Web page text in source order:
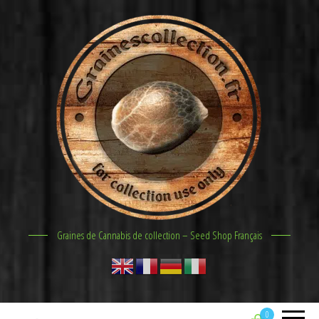
Graines de Cannabis de collection – Seed Shop Français
0